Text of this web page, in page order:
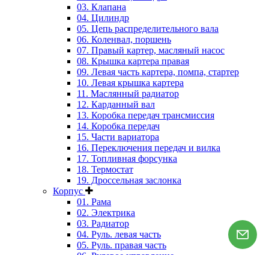
03. Клапана
04. Цилиндр
05. Цепь распределительного вала
06. Коленвал, поршень
07. Правый картер, масляный насос
08. Крышка картера правая
09. Левая часть картера, помпа, стартер
10. Левая крышка картера
11. Маслянный радиатор
12. Карданный вал
13. Коробка передач трансмиссия
14. Коробка передач
15. Части вариатора
16. Переключения передач и вилка
17. Топливная форсунка
18. Термостат
19. Дроссельная заслонка
Корпус
01. Рама
02. Электрика
03. Радиатор
04. Руль. левая часть
05. Руль. правая часть